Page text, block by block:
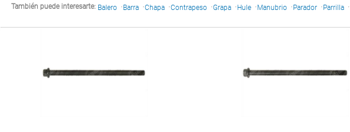
También puede interesarte: Balero ·Barra ·Chapa ·Contrapeso ·Grapa ·Hule ·Manubrio ·Parador ·Parrilla ·